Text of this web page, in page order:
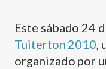
Este sábado 24
Tuiterton 2010
organizado por